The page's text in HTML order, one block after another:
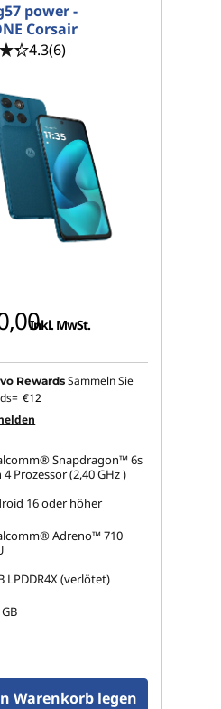
power -
Corsair
4.3(6)
Inkl. MwSt.
Rewards Sammeln Sie
€12
Snapdragon™ 6s
4 Prozessor (2,40 GHz )
16 oder höher
Adreno™ 710
LPDDR4X (verlötet)
Warenkorb legen